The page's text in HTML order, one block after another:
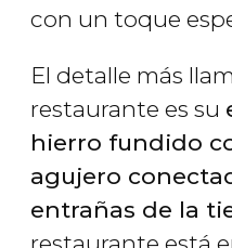
con un toque
El detalle más
restaurante es su
hierro fundido
agujero
entrañas de la